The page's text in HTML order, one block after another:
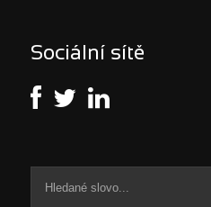
Sociální sítě